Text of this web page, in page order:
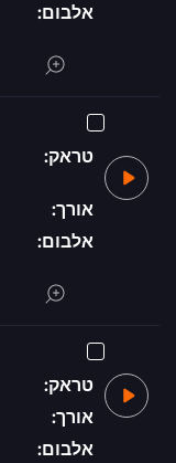
אלבום:
טראק:
אורך:
אלבום:
טראק:
אורך:
אלבום: